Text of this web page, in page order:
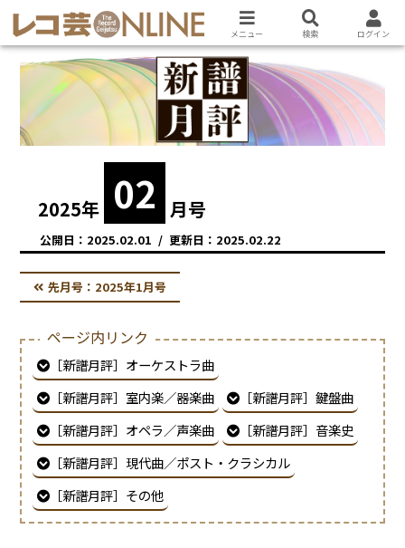
2025年 02 月号
2025.02.01 2025.02.22
先月号： 2025年1月号
ページ内リンク
［新譜月評］オーケストラ曲
［新譜月評］室内楽／器楽曲
［新譜月評］鍵盤曲
［新譜月評］オペラ／声楽曲
［新譜月評］音楽史
［新譜月評］現代曲／ポスト・クラシカル
［新譜月評］その他
メニュー 検索 ログイン